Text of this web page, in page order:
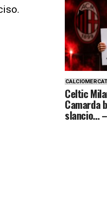
Celtic
Camarda
slancio…